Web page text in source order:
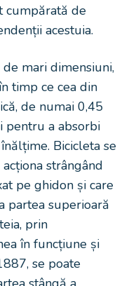
cumpărată de
acestuia.
mari dimensiuni,
timp ce cea din
de numai 0,45
pentru a absorbi
Bicicleta se
strângând
pe ghidon și care
partea superioară
prin
în funcțiune și
se poate